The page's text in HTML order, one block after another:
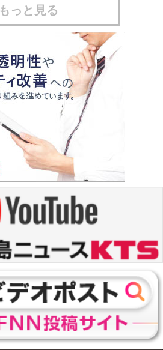
もっと見る